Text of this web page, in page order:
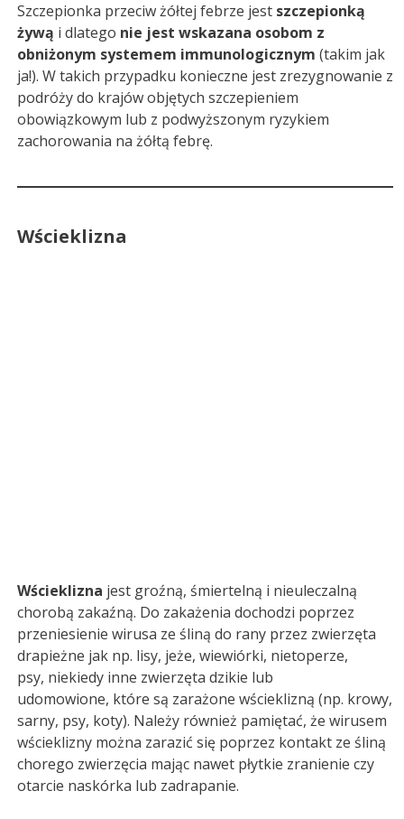
Szczepionka przeciw żółtej febrze jest szczepionką
żywą i dlatego nie jest wskazana osobom z
obniżonym systemem immunologicznym (takim jak
ja!). W takich przypadku konieczne jest zrezygnowanie z
podróży do krajów objętych szczepieniem
obowiązkowym lub z podwyższonym ryzykiem
zachorowania na żółtą febrę.
Wścieklizna
Wścieklizna jest groźną, śmiertelną i nieuleczalną
chorobą zakaźną. Do zakażenia dochodzi poprzez
przeniesienie wirusa ze śliną do rany przez zwierzęta
drapieżne jak np. lisy, jeże, wiewiórki, nietoperze,
psy, niekiedy inne zwierzęta dzikie lub
udomowione, które są zarażone wścieklizną (np. krowy,
sarny, psy, koty). Należy również pamiętać, że wirusem
wścieklizny można zarazić się poprzez kontakt ze śliną
chorego zwierzęcia mając nawet płytkie zranienie czy
otarcie naskórka lub zadrapanie.